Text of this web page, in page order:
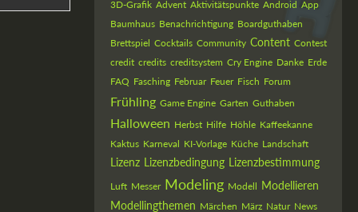
3D-Grafik Advent Aktivitätspunkte Android App
Baumhaus Benachrichtigung Boardguthaben
Brettspiel Cocktails Community Content Contest
credit credits creditsystem Cry Engine Danke Erde
FAQ Fasching Februar Feuer Fisch Forum
Frühling Game Engine Garten Guthaben
Halloween Herbst Hilfe Höhle Kaffeekanne
Kaktus Karneval KI-Vorlage Küche Landschaft
Lizenz Lizenzbedingung Lizenzbestimmung
Luft Messer Modeling Modell Modellieren
Modellingthemen Märchen März Natur News